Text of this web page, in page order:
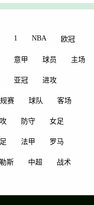
1 NBA 欧冠
意甲 球员 主场
亚冠 进攻
赛 球队 客场
防守 女足
法甲 罗马
斯 中超 战术